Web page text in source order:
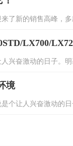
了新的销售高峰，
LX700/
兴奋激动的日子。
境
个让人兴奋激动的